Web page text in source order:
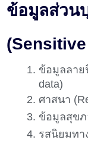
ข้อมูลส่วน
ข้อมูลลาย
data)​
ศาสนา
ข้อมูลสุขภ
รสนิยมทา